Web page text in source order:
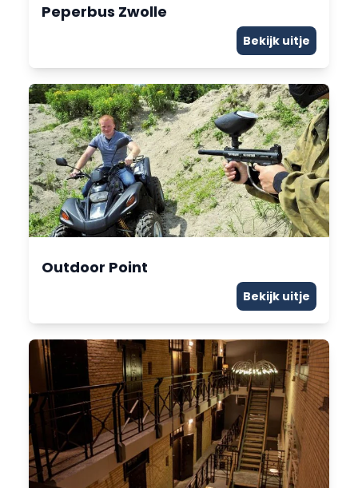
Peperbus Zwolle
Bekijk uitje
Outdoor Point
Bekijk uitje